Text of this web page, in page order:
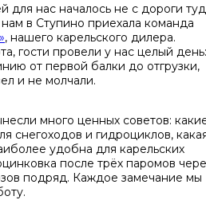
для нас началось не с дороги
в Ступино приехала команда
, нашего карельского дилера.
гости провели у нас целый день:
от первой балки до отгрузки,
и не молчали.
много ценных советов:
снегоходов и гидроциклов,
удобна для карельских
после трёх паромов
подряд. Каждое замечание мы